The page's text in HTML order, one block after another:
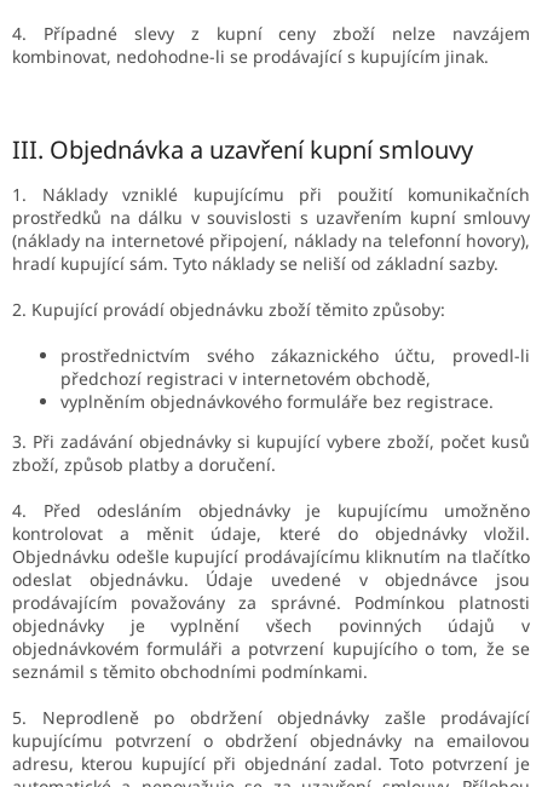
4. Případné slevy z kupní ceny zboží nelze navzájem
kombinovat, nedohodne-li se prodávající s kupujícím jinak.
III. Objednávka a uzavření kupní smlouvy
1. Náklady vzniklé kupujícímu při použití komunikačních
prostředků na dálku v souvislosti s uzavřením kupní smlouvy
(náklady na internetové připojení, náklady na telefonní hovory),
hradí kupující sám. Tyto náklady se neliší od základní sazby.
2. Kupující provádí objednávku zboží těmito způsoby:
prostřednictvím svého zákaznického účtu, provedl-li
předchozí registraci v internetovém obchodě,
vyplněním objednávkového formuláře bez registrace.
3. Při zadávání objednávky si kupující vybere zboží, počet kusů
zboží, způsob platby a doručení.
4. Před odesláním objednávky je kupujícímu umožněno
kontrolovat a měnit údaje, které do objednávky vložil.
Objednávku odešle kupující prodávajícímu kliknutím na tlačítko
odeslat objednávku. Údaje uvedené v objednávce jsou
prodávajícím považovány za správné. Podmínkou platnosti
objednávky je vyplnění všech povinných údajů v
objednávkovém formuláři a potvrzení kupujícího o tom, že se
seznámil s těmito obchodními podmínkami.
5. Neprodleně po obdržení objednávky zašle prodávající
kupujícímu potvrzení o obdržení objednávky na emailovou
adresu, kterou kupující při objednání zadal. Toto potvrzení je